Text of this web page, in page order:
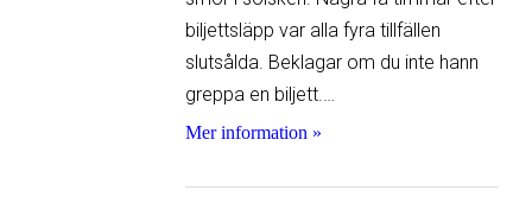
biljettsläpp var alla fyra tillfällen
slutsålda. Beklagar om du inte hann
greppa en biljett.…
Mer information »